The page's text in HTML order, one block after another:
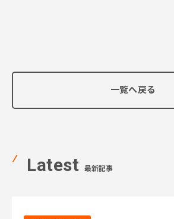
一覧へ戻る
Latest 最新記事